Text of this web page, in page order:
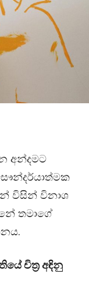
අන්දමට
විසින් විනාශ
තමාගේ
චිත්‍ර අඳිනු